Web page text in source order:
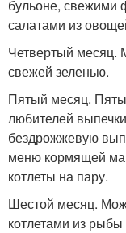
бульоне, свежими
салатами из
Четвертый месяц.
свежей зеленью.
Пятый месяц.
любителей
бездрожжевую
меню кормящей
котлеты на пару.
Шестой месяц.
котлетами из